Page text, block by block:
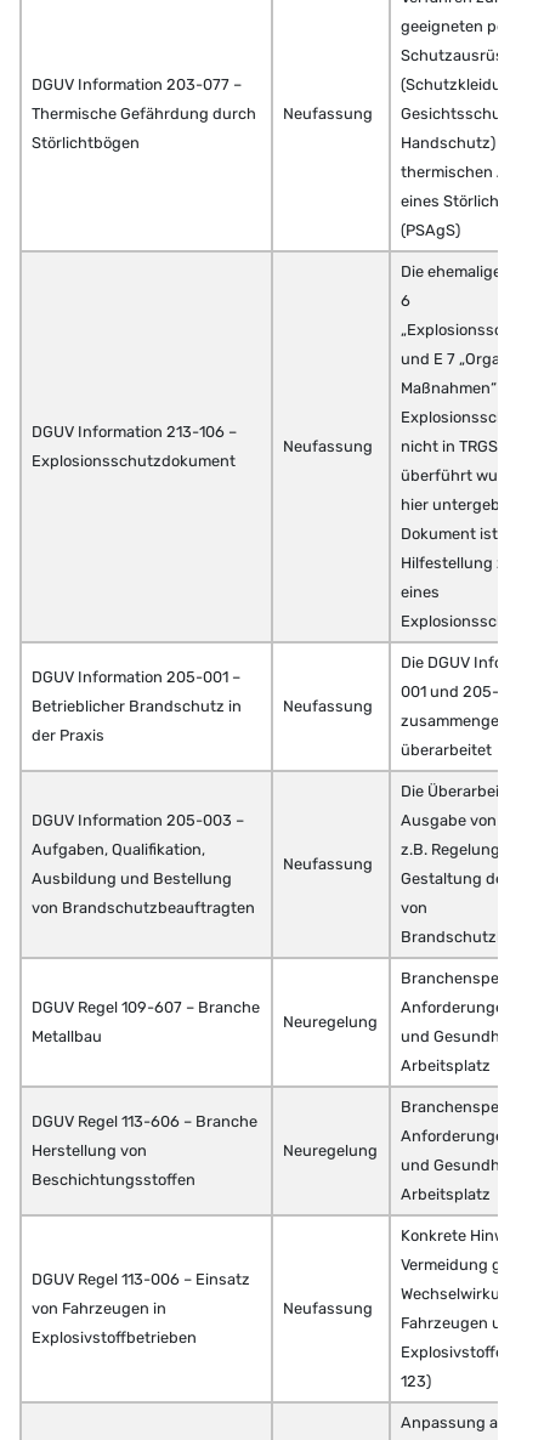
DGUV Information 203-077 –
Thermische Gefährdung durch
Störlichtbögen
Neufassung
geeigneten
Schutzausrüstung
(Schutzkleidung,
Gesichtsschutz,
Handschutz)
thermischen
eines
(PSAgS)
DGUV Information 213-106 –
Explosionsschutzdokument
Neufassung
Die ehemaligen
6
und E 7
Maßnahmen“ der
Explosionsschutz-
nicht in TRGS oder
überführt wurden,
hier untergebracht:
Dokument ist eine
Hilfestellung zur
eines
DGUV Information 205-001 –
Betrieblicher Brandschutz in
der Praxis
Neufassung
Die DGUV
001 und 205-002
zusammengefasst
überarbeitet
DGUV Information 205-003 –
Aufgaben, Qualifikation,
Ausbildung und Bestellung
von Brandschutzbeauftragten
Neufassung
Die Überarbeitung
Ausgabe von 2014
z.B. Regelungen
Gestaltung der
von
DGUV Regel 109-607 – Branche
Metallbau
Neuregelung
Anforderungen für
und Gesundheit am
Arbeitsplatz
DGUV Regel 113-606 – Branche
Herstellung von
Beschichtungsstoffen
Neuregelung
Anforderungen für
und Gesundheit am
Arbeitsplatz
DGUV Regel 113-006 – Einsatz
von Fahrzeugen in
Explosivstoffbetrieben
Neufassung
Konkrete Hinweise
Vermeidung
Wechselwirkungen
Fahrzeugen und
Explosivstoffen
123)
Anpassung an